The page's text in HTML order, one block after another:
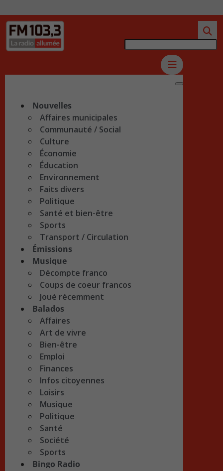
Nouvelles
Affaires municipales
Communauté / Social
Culture
Économie
Éducation
Environnement
Faits divers
Politique
Santé et bien-être
Sports
Transport / Circulation
Émissions
Musique
Décompte franco
Coups de coeur francos
Joué récemment
Balados
Affaires
Art de vivre
Bien-être
Emploi
Finances
Infos citoyennes
Loisirs
Musique
Politique
Santé
Société
Sports
Bingo Radio